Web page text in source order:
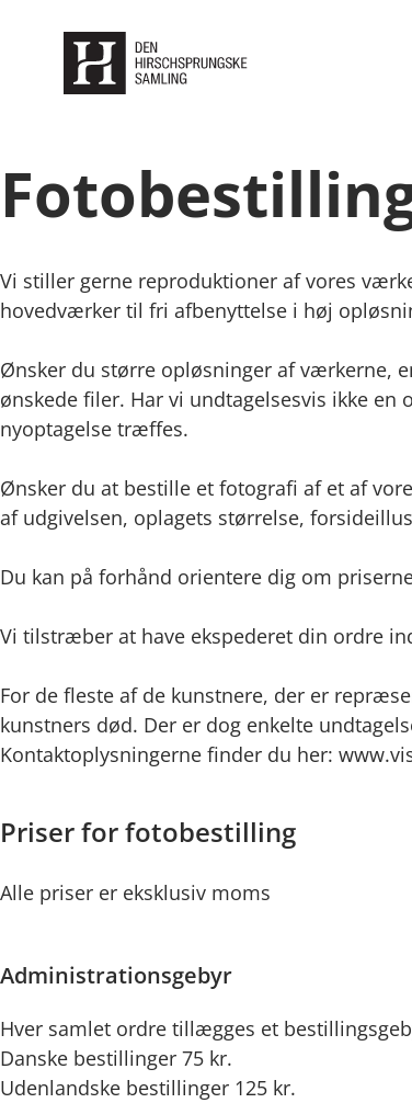
Vi stiller gerne reproduktioner af vores
hovedværker til fri afbenyttelse i høj
Ønsker du større opløsninger af værkerne,
ønskede filer. Har vi undtagelsesvis ikke
nyoptagelse træffes.
Ønsker du at bestille et fotografi af et af
af udgivelsen, oplagets størrelse,
Du kan på forhånd orientere dig om
Vi tilstræber at have ekspederet din ordre
For de fleste af de kunstnere, der er
kunstners død. Der er dog enkelte
Kontaktoplysningerne finder du her:
Priser for fotobestilling
Alle priser er eksklusiv moms
Administrationsgebyr
Hver samlet ordre tillægges et
Danske bestillinger 75 kr.
Udenlandske bestillinger 125 kr.